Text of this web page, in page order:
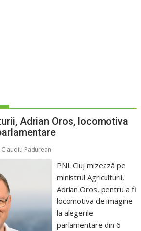
Adrian Oros, locomotiva
Claudiu Padurean
PNL Cluj mizează pe
ministrul Agriculturii,
Adrian Oros, pentru a fi
locomotiva de imagine
la alegerile
parlamentare din 6